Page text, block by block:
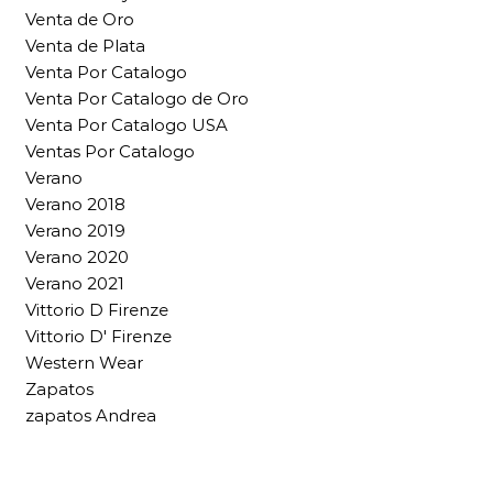
Venta de Oro
Venta de Plata
Venta Por Catalogo
Venta Por Catalogo de Oro
Venta Por Catalogo USA
Ventas Por Catalogo
Verano
Verano 2018
Verano 2019
Verano 2020
Verano 2021
Vittorio D Firenze
Vittorio D' Firenze
Western Wear
Zapatos
zapatos Andrea